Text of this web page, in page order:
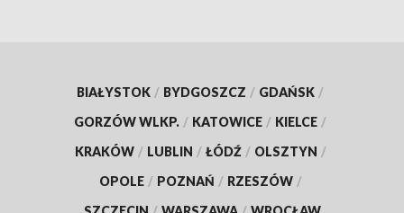
BIAŁYSTOK / BYDGOSZCZ / GDAŃSK /
GORZÓW WLKP. / KATOWICE / KIELCE /
KRAKÓW / LUBLIN / ŁÓDŹ / OLSZTYN /
OPOLE / POZNAŃ / RZESZÓW /